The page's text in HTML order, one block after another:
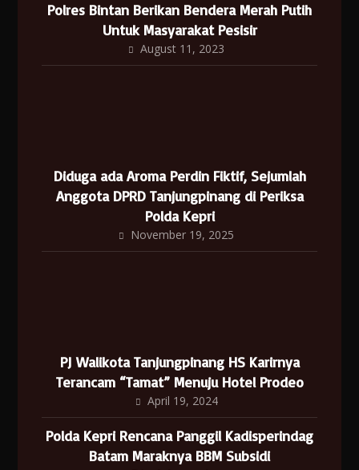
Polres Bintan Berikan Bendera Merah Putih
Untuk Masyarakat Pesisir
August 11, 2023
Diduga ada Aroma Perdin Fiktif, Sejumlah
Anggota DPRD Tanjungpinang di Periksa
Polda Kepri
November 19, 2025
PJ Walikota Tanjungpinang HS Karirnya
Terancam “Tamat” Menuju Hotel Prodeo
April 19, 2024
Polda Kepri Rencana Panggil Kadisperindag
Batam Maraknya BBM Subsidi